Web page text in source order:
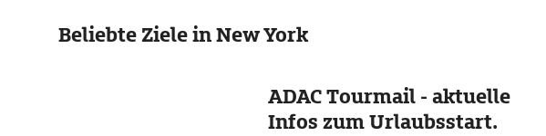
Beliebte Ziele in New York
ADAC Tourmail - aktuelle
Infos zum Urlaubsstart.